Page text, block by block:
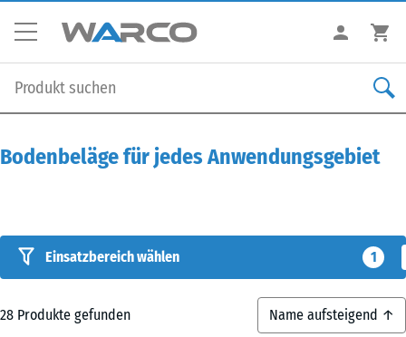
Bodenbeläge für jedes Anwendungsgebiet
Einsatzbereich wählen 1
28 Produkte gefunden